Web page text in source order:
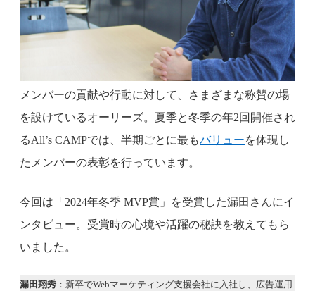
メンバーの貢献や行動に対して、さまざまな称賛の場
を設けているオーリーズ。夏季と冬季の年2回開催され
るAll’s CAMPでは、半期ごとに最もバリューを体現し
たメンバーの表彰を行っています。
今回は「2024年冬季 MVP賞」を受賞した漏田さんにイ
ンタビュー。受賞時の心境や活躍の秘訣を教えてもら
いました。
漏田翔秀 ：新卒でWebマーケティング支援会社に入社し、広告運用